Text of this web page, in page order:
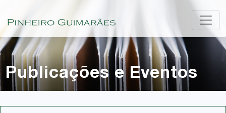
Publicações e Eventos